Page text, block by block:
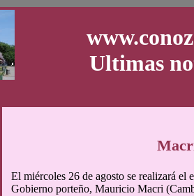
Ultimas
El miércoles 26 de agosto se realizará el
Gobierno porteño, Mauricio Macri